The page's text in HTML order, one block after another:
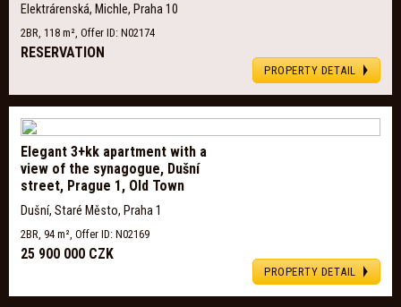
Elektrárenská, Michle, Praha 10
2BR, 118 m², Offer ID: N02174
RESERVATION
PROPERTY DETAIL
Elegant 3+kk apartment with a
view of the synagogue, Dušní
street, Prague 1, Old Town
Dušní, Staré Město, Praha 1
2BR, 94 m², Offer ID: N02169
25 900 000 CZK
PROPERTY DETAIL